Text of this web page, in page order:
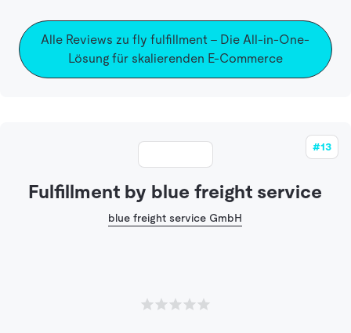
Alle Reviews zu fly fulfillment – Die All-in-One-
Lösung für skalierenden E-Commerce
#13
Fulfillment by blue freight service
blue freight service GmbH